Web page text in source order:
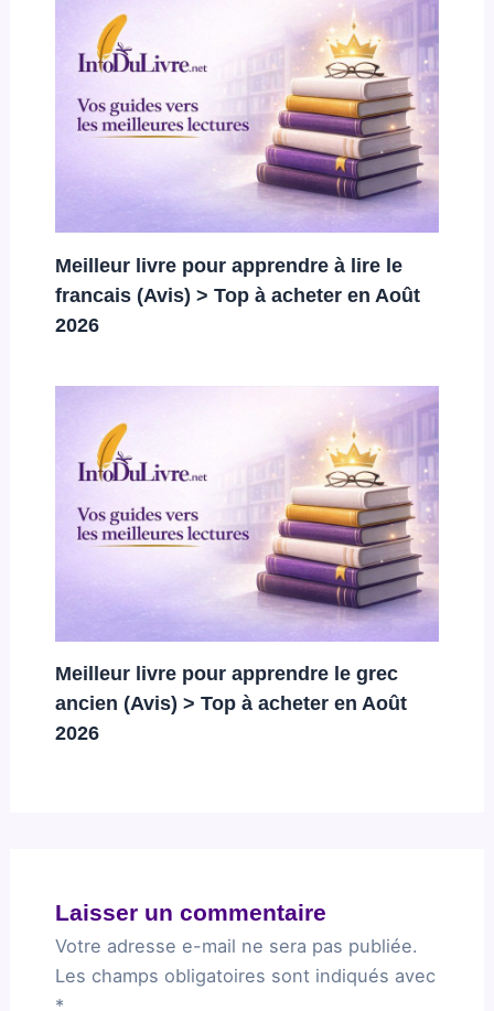
Meilleur livre pour apprendre à lire le
francais (Avis) > Top à acheter en Août
2026
Meilleur livre pour apprendre le grec
ancien (Avis) > Top à acheter en Août
2026
Laisser un commentaire
Votre adresse e-mail ne sera pas publiée.
Les champs obligatoires sont indiqués avec
*